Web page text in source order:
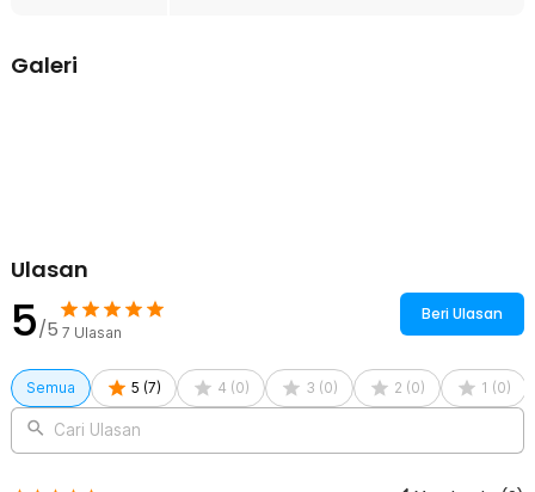
Rincian yang Anda dapatkan untuk pembelian produk ini:
Galeri
Ulasan
5/5 7 Ulasan
Beri Ulasan
Semua 5 (7) 4 (0) 3 (0) 2 (0) 1 (0)
Cari Ulasan